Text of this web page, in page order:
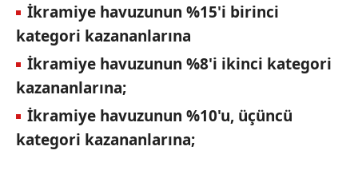
İkramiye havuzunun %15'i birinci
kategori kazananlarına
İkramiye havuzunun %8'i ikinci kategori
kazananlarına;
İkramiye havuzunun %10'u, üçüncü
kategori kazananlarına;